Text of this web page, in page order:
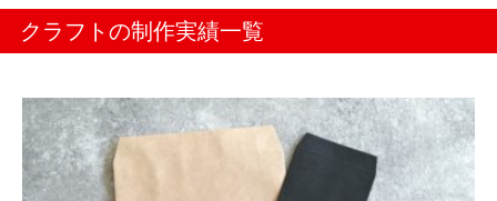
クラフトの制作実績一覧